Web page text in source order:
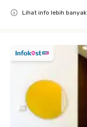
Lihat info lebih banyak